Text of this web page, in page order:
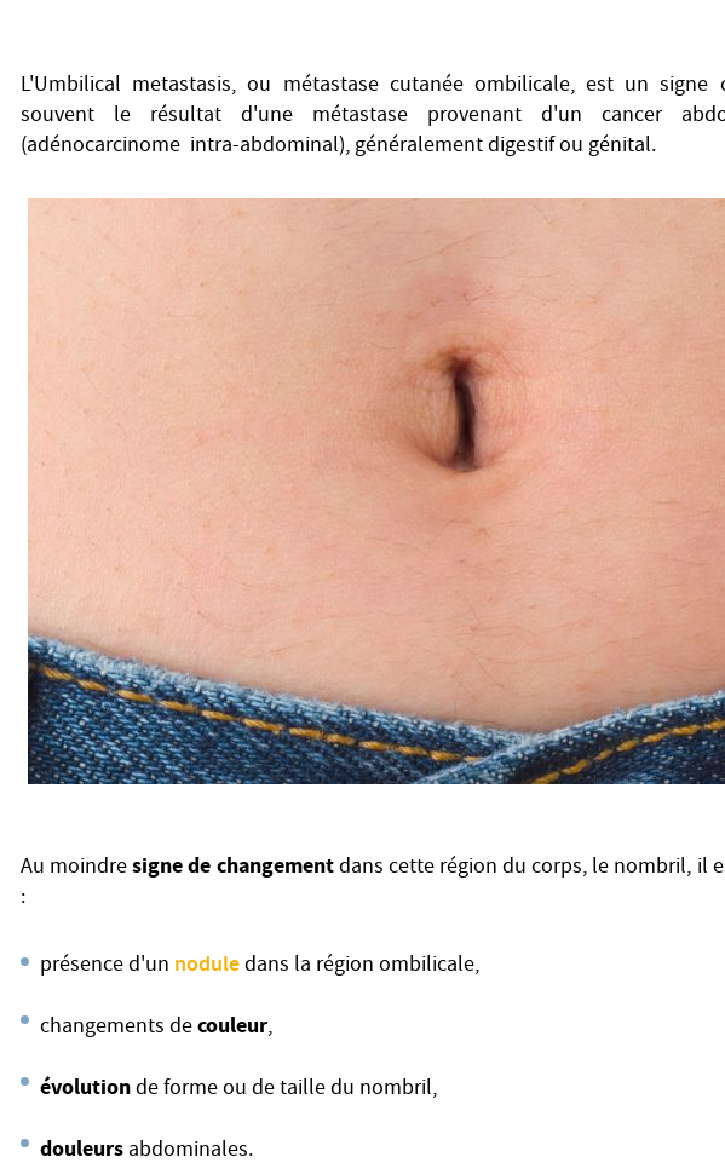
L'Umbilical metastasis, ou métastase cutanée ombilicale, est un
souvent le résultat d'une métastase provenant d'un cancer
(adénocarcinome intra-abdominal), généralement digestif ou génital.
Au moindresigne de changementdans cette région du corps, le nombril, il
:
présence d'un noduledans la région ombilicale,
changements decouleur,
évolutionde forme ou de taille du nombril,
douleurs abdominales.